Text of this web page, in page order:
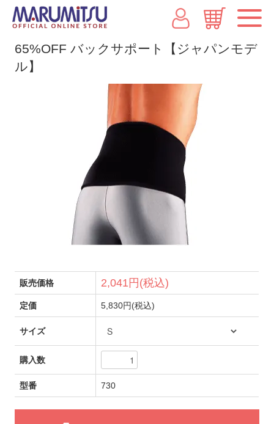
65%OFF バックサポート【ジャパンモデ
ル】
販売価格 2,041円(税込)
定価 5,830円(税込)
サイズ
購入数
型番 730